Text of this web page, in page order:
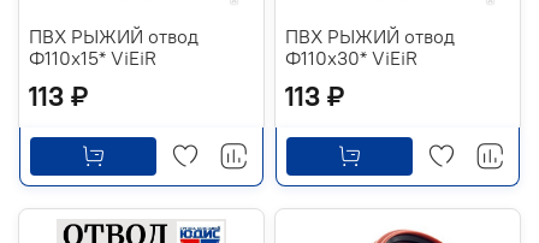
ПВХ РЫЖИЙ отвод
Ф110х15* ViEiR
113 ₽
ПВХ РЫЖИЙ отвод
Ф110х30* ViEiR
113 ₽